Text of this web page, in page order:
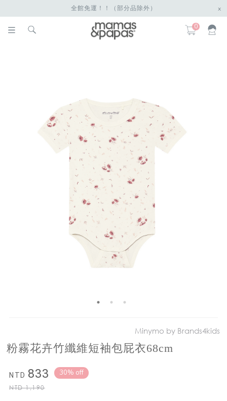
全館免運！！（部分品除外） x
0
Minymo by Brands4kids
粉霧花卉竹纖維短袖包屁衣68cm
NTD 833
NTD1,190
30% off